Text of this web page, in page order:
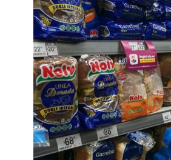
Ciudad
Deportes
Arte
Espectáculos
Policiales
Cartelera